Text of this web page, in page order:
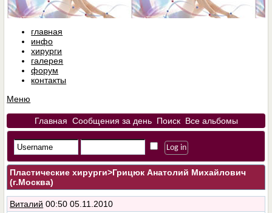
главная
инфо
хирурги
галерея
форум
контакты
Меню
Главная Сообщения за день Поиск Все альбомы
Пластические хирурги>Грицюк Анатолий Михайлович
(г.Москва)
Виталий 00:50 05.11.2010